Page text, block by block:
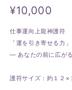
¥10,000
仕事運向上龍神護符
「運を引き寄せる力」
― あなたの前に広が
護符サイズ：約１２×